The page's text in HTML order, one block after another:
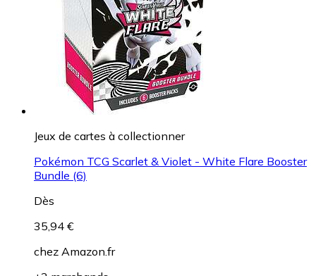
Jeux de cartes à collectionner
Pokémon TCG Scarlet & Violet - White Flare Booster
Bundle (6)
Dès
35,94 €
chez Amazon.fr